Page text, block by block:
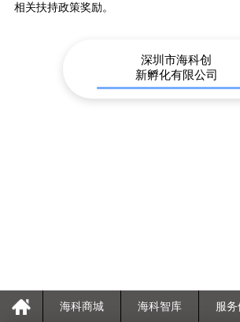
相关扶持政策奖励。
深圳市海科创
新孵化有限公司
海科商城 海科智库 服务